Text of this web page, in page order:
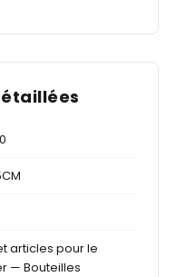
articles pour le
— Bouteilles